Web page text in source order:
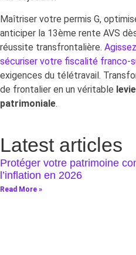
Maîtriser votre permis G,
anticiper la 13ème rente AVS
réussite transfrontalière.
sécuriser votre fiscalité franco-
exigences du télétravail.
de frontalier en un véritable
patrimoniale.
Latest articles
Protéger votre patrimoine
l’inflation en 2026
Read More »